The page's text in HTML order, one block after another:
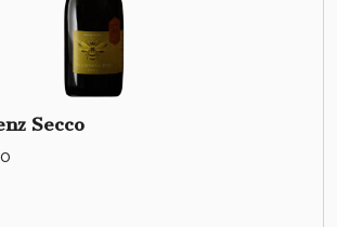
Secco